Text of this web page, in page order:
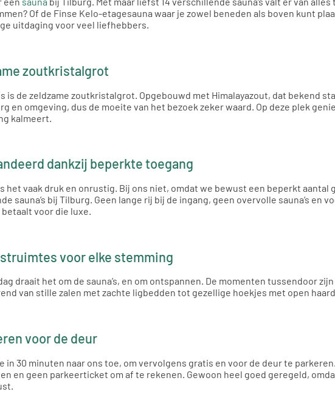
Of de Finse Kelo-etagesauna waar je zowel beneden als boven kunt
uitdaging voor veel liefhebbers.
zoutkristalgrot
is de zeldzame zoutkristalgrot. Opgebouwd met Himalayazout, dat bekend
en omgeving, dus de moeite van het bezoek zeker waard. Op deze plek
kalmeert.
dankzij beperkte toegang
het vaak druk en onrustig. Bij ons niet, omdat we bewust een beperkt
sauna’s bij Tilburg. Geen lange rij bij de ingang, geen overvolle sauna’s
voor die luxe.
voor elke stemming
draait het om de sauna’s, en om ontspannen. De momenten tussendoor
van stille zalen met zachte ligbedden tot gezellige hoekjes met open
voor de deur
in 30 minuten naar ons toe, om vervolgens gratis en voor de deur te
en geen parkeerticket om af te rekenen. Gewoon heel goed geregeld,